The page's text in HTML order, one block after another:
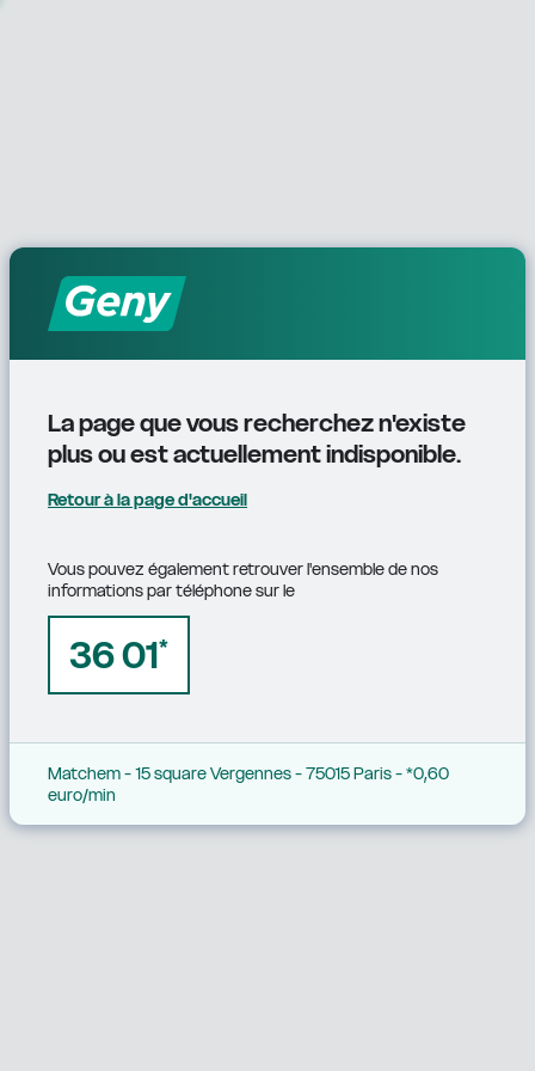
La page que vous recherchez n'existe
plus ou est actuellement indisponible.
Retour à la page d'accueil
Vous pouvez également retrouver l'ensemble de nos
informations par téléphone sur le
36 01*
Matchem - 15 square Vergennes - 75015 Paris - *0,60
euro/min